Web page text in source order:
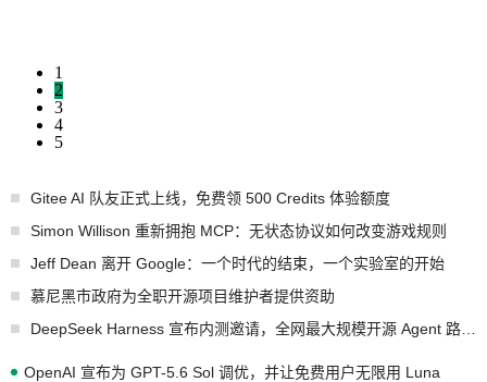
1
2
3
4
5
Gitee AI 队友正式上线，免费领 500 Credits 体验额度
Simon Willison 重新拥抱 MCP：无状态协议如何改变游戏规则
Jeff Dean 离开 Google：一个时代的结束，一个实验室的开始
慕尼黑市政府为全职开源项目维护者提供资助
OpenAI 宣布为 GPT-5.6 Sol 调优，并让免费用户无限用 Luna